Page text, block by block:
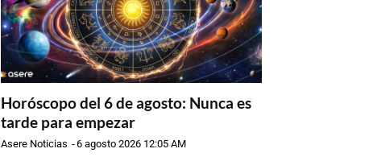
Horóscopo del 6 de agosto: Nunca es
tarde para empezar
Asere Noticias -6 agosto 2026 12:05 AM